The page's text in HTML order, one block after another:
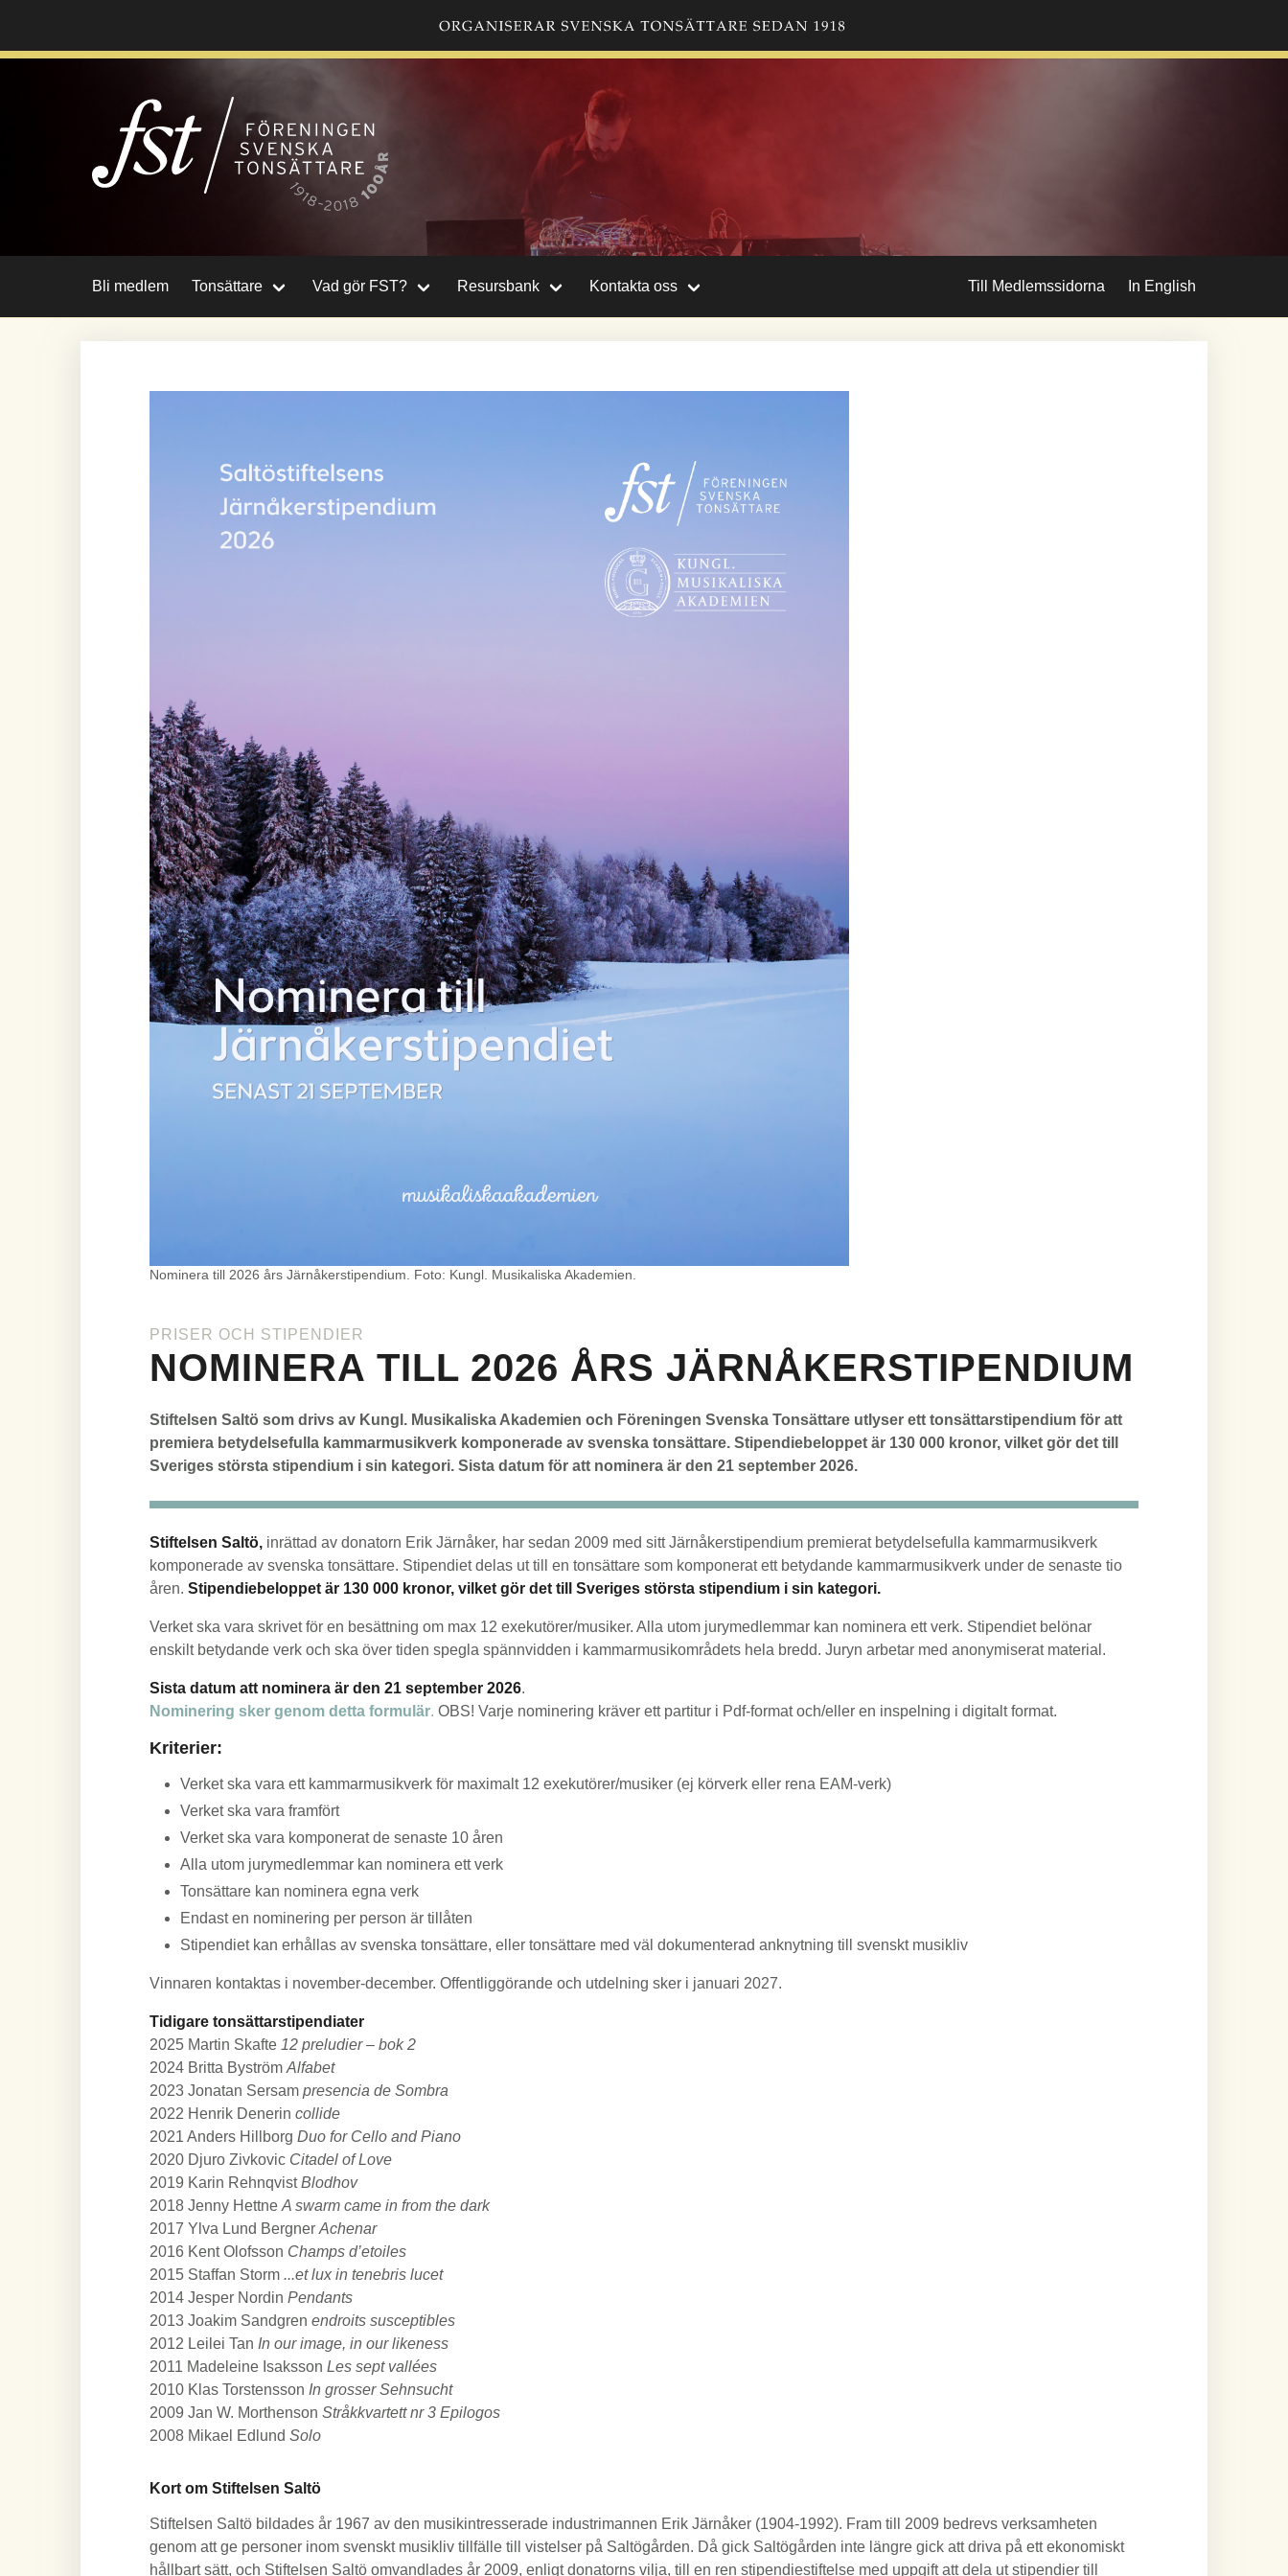
huvudinnehåll
Bli medlem Tonsättare Vad gör FST? Resursbank Kontakta oss Till Medlemssidorna In English
Nominera till 2026 års Järnåkerstipendium. Foto: Kungl. Musikaliska Akademien.
PRISER OCH STIPENDIER
NOMINERA TILL 2026 ÅRS JÄRNÅKERSTIPENDIUM
Lead
Stiftelsen Saltö som drivs av Kungl. Musikaliska Akademien och Föreningen Svenska Tonsättare utlyser ett tonsättarstipendium för att
premiera betydelsefulla kammarmusikverk komponerade av svenska tonsättare. Stipendiebeloppet är 130 000 kronor, vilket gör det till
Sveriges största stipendium i sin kategori. Sista datum för att nominera är den 21 september 2026.
body
Stiftelsen Saltö, inrättad av donatorn Erik Järnåker, har sedan 2009 med sitt Järnåkerstipendium premierat betydelsefulla kammarmusikverk
komponerade av svenska tonsättare. Stipendiet delas ut till en tonsättare som komponerat ett betydande kammarmusikverk under de senaste tio
åren. Stipendiebeloppet är 130 000 kronor, vilket gör det till Sveriges största stipendium i sin kategori.
Verket ska vara skrivet för en besättning om max 12 exekutörer/musiker. Alla utom jurymedlemmar kan nominera ett verk. Stipendiet belönar
enskilt betydande verk och ska över tiden spegla spännvidden i kammarmusikområdets hela bredd. Juryn arbetar med anonymiserat material.
Sista datum att nominera är den 21 september 2026.
Nominering sker genom detta formulär. OBS! Varje nominering kräver ett partitur i Pdf-format och/eller en inspelning i digitalt format.
Kriterier:
Verket ska vara ett kammarmusikverk för maximalt 12 exekutörer/musiker (ej körverk eller rena EAM-verk)
Verket ska vara framfört
Verket ska vara komponerat de senaste 10 åren
Alla utom jurymedlemmar kan nominera ett verk
Tonsättare kan nominera egna verk
Endast en nominering per person är tillåten
Stipendiet kan erhållas av svenska tonsättare, eller tonsättare med väl dokumenterad anknytning till svenskt musikliv
Vinnaren kontaktas i november-december. Offentliggörande och utdelning sker i januari 2027.
Tidigare tonsättarstipendiater
2025 Martin Skafte 12 preludier – bok 2
2024 Britta Byström Alfabet
2023 Jonatan Sersam presencia de Sombra
2022 Henrik Denerin collide
2021 Anders Hillborg Duo for Cello and Piano
2020 Djuro Zivkovic Citadel of Love
2019 Karin RehnqvistBlodhov
2018 Jenny Hettne A swarm came in from the dark
2017 Ylva Lund Bergner Achenar
2016 Kent Olofsson Champs d’etoiles
2015 Staffan Storm ...et lux in tenebris lucet
2014 Jesper Nordin Pendants
2013 Joakim Sandgren endroits susceptibles
2012 Leilei Tan In our image, in our likeness
2011 Madeleine Isaksson Les sept vallées
2010 Klas Torstensson In grosser Sehnsucht
2009 Jan W. Morthenson Stråkkvartett nr 3 Epilogos
2008 Mikael Edlund Solo
Kort om Stiftelsen Saltö
Stiftelsen Saltö bildades år 1967 av den musikintresserade industrimannen Erik Järnåker (1904-1992). Fram till 2009 bedrevs verksamheten
genom att ge personer inom svenskt musikliv tillfälle till vistelser på Saltögården. Då gick Saltögården inte längre gick att driva på ett ekonomiskt
hållbart sätt, och Stiftelsen Saltö omvandlades år 2009, enligt donatorns vilja, till en ren stipendiestiftelse med uppgift att dela ut stipendier till